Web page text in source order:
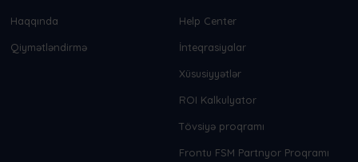
Haqqında
Qiymətləndirmə
Help Center
İnteqrasiyalar
Xüsusiyyətlər
ROI Kalkulyator
Tövsiyə proqramı
Frontu FSM Partnyor Proqramı